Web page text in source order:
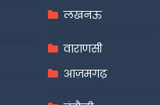
लखनऊ
वाराणसी
आज़मगढ़